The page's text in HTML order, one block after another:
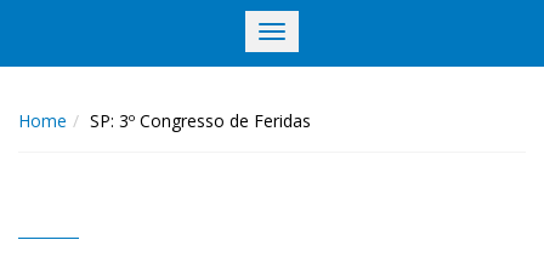
Toggle
navigation
Home SP: 3º Congresso de Feridas